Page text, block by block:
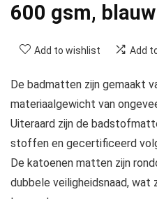
600 gsm, blauw
Add to wishlist Add
De badmatten zijn gemaakt
materiaalgewicht van
Uiteraard zijn de
stoffen en gecertificeerd
De katoenen matten zijn
dubbele veiligheidsnaad, wat